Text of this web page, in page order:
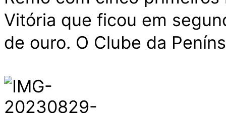
Vitória que ficou em
de ouro. O Clube da